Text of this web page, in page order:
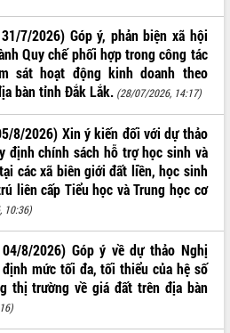
sĩ
7/2026) Góp ý, phản biện xã hội
Quy chế phối hợp trong công tác
sát hoạt động kinh doanh theo
bàn tỉnh Đắk Lắk. (28/07/2026, 14:17)
8/2026) Xin ý kiến đối với dự thảo
định chính sách hỗ trợ học sinh và
các xã biên giới đất liền, học sinh
liên cấp Tiểu học và Trung học cơ
10:36)
8/2026) Góp ý về dự thảo Nghị
mức tối đa, tối thiểu của hệ số
thị trường về giá đất trên địa bàn